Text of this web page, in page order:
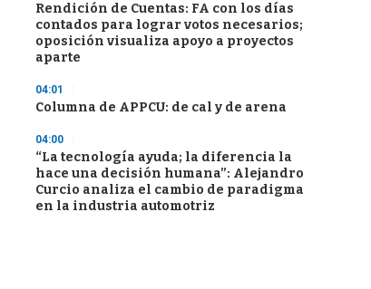
Rendición de Cuentas: FA con los días
contados para lograr votos necesarios;
oposición visualiza apoyo a proyectos
aparte
04:01
Columna de APPCU: de cal y de arena
04:00
“La tecnología ayuda; la diferencia la
hace una decisión humana”: Alejandro
Curcio analiza el cambio de paradigma
en la industria automotriz